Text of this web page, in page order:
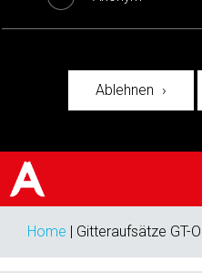
Ablehnen
Home | Gitteraufsätze GT-